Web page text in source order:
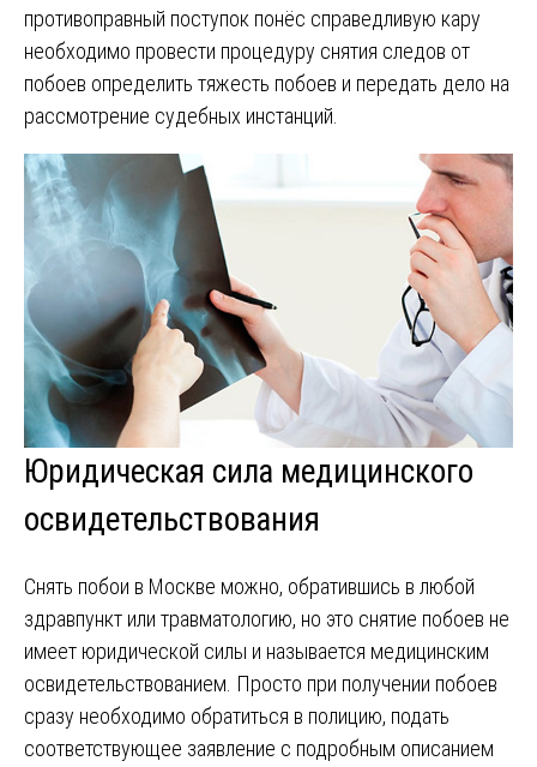
противоправный поступок понёс справедливую кару
необходимо провести процедуру снятия следов от
побоев определить тяжесть побоев и передать дело на
рассмотрение судебных инстанций.
Юридическая сила медицинского
освидетельствования
Снять побои в Москве можно, обратившись в любой
здравпункт или травматологию, но это снятие побоев не
имеет юридической силы и называется медицинским
освидетельствованием. Просто при получении побоев
сразу необходимо обратиться в полицию, подать
соответствующее заявление с подробным описанием